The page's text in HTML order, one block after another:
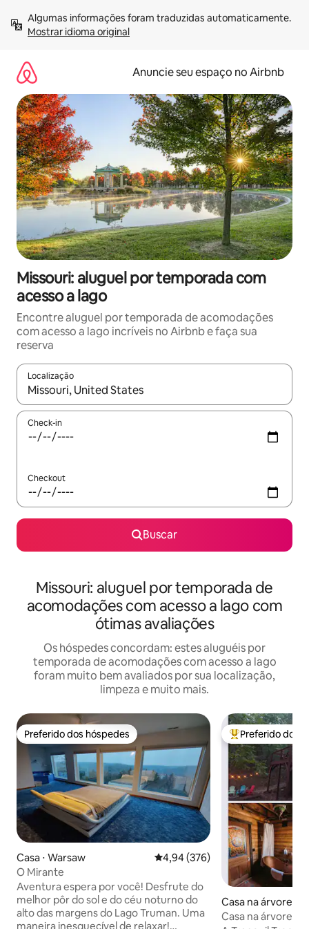
para
Mostrar idioma original
Anuncie seu espaço no Airbnb
Missouri: aluguel por temporada com
acesso a lago
Encontre aluguel por temporada de acomodações
com acesso a lago incríveis no Airbnb e faça sua
reserva
Localização
Quando os resultados estiverem disponíveis, explore-os
Check-in
Checkout
Buscar
Missouri: aluguel por temporada de
acomodações com acesso a lago com
ótimas avaliações
Os hóspedes concordam: estes aluguéis por
temporada de acomodações com acesso a lago
foram muito bem avaliados por sua localização,
limpeza e muito mais.
Preferido dos hóspedes
Preferido dos hóspedes
Casa ⋅ Warsaw 4,94 de uma avaliação média de
4,94 (376)
O Mirante
Aventura espera por você! Desfrute do
melhor pôr do sol e do céu noturno do
alto das margens do Lago Truman. Uma
maneira inesquecível de relaxar!
Entre os
Preferido dos
Casa na árvore ⋅
Casa na árvore